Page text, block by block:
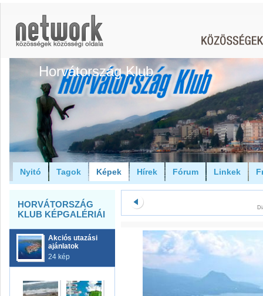
Horvátország Klub
Nyitó Tagok Képek Hírek Fórum Linkek
HORVÁTORSZÁG
KLUB KÉPGALÉRIÁI
Akciós utazási
ajánlatok
24 kép